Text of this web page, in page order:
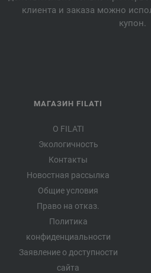
клиента и заказа можно
купон.
МАГАЗИН FILATI
О FILATI
Экологичность
Контакты
Новостная рассылка
Общие условия
Право на отказ.
Политика
конфиденциальности
Заявление о доступности
сайта